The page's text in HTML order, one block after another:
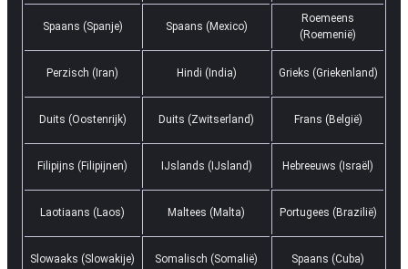
Spaans (Spanje) Spaans (Mexico)
Roemeens
(Roemenië)
Perzisch (Iran) Hindi (India) Grieks (Griekenland)
Duits (Oostenrijk) Duits (Zwitserland) Frans (België)
Filipijns (Filipijnen) IJslands (IJsland) Hebreeuws (Israël)
Laotiaans (Laos) Maltees (Malta) Portugees (Brazilië)
Slowaaks (Slowakije) Somalisch (Somalië) Spaans (Cuba)